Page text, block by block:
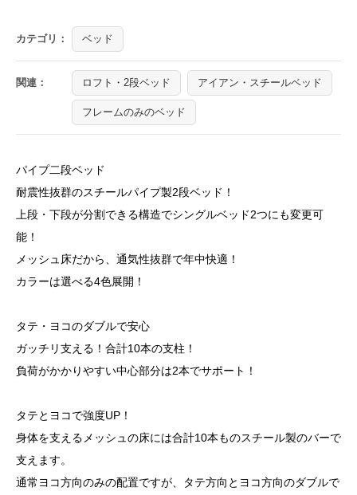
カテゴリ： ベッド
関連： ロフト・2段ベッド アイアン・スチールベッド
フレームのみのベッド
パイプ二段ベッド
耐震性抜群のスチールパイプ製2段ベッド！
上段・下段が分割できる構造でシングルベッド2つにも変更可
能！
メッシュ床だから、通気性抜群で年中快適！
カラーは選べる4色展開！
タテ・ヨコのダブルで安心
ガッチリ支える！合計10本の支柱！
負荷がかかりやすい中心部分は2本でサポート！
タテとヨコで強度UP！
身体を支えるメッシュの床には合計10本ものスチール製のバーで
支えます。
通常ヨコ方向のみの配置ですが、タテ方向とヨコ方向のダブルで